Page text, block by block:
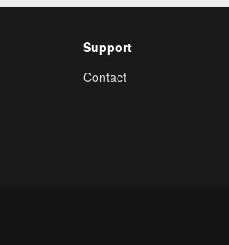
Support
Contact